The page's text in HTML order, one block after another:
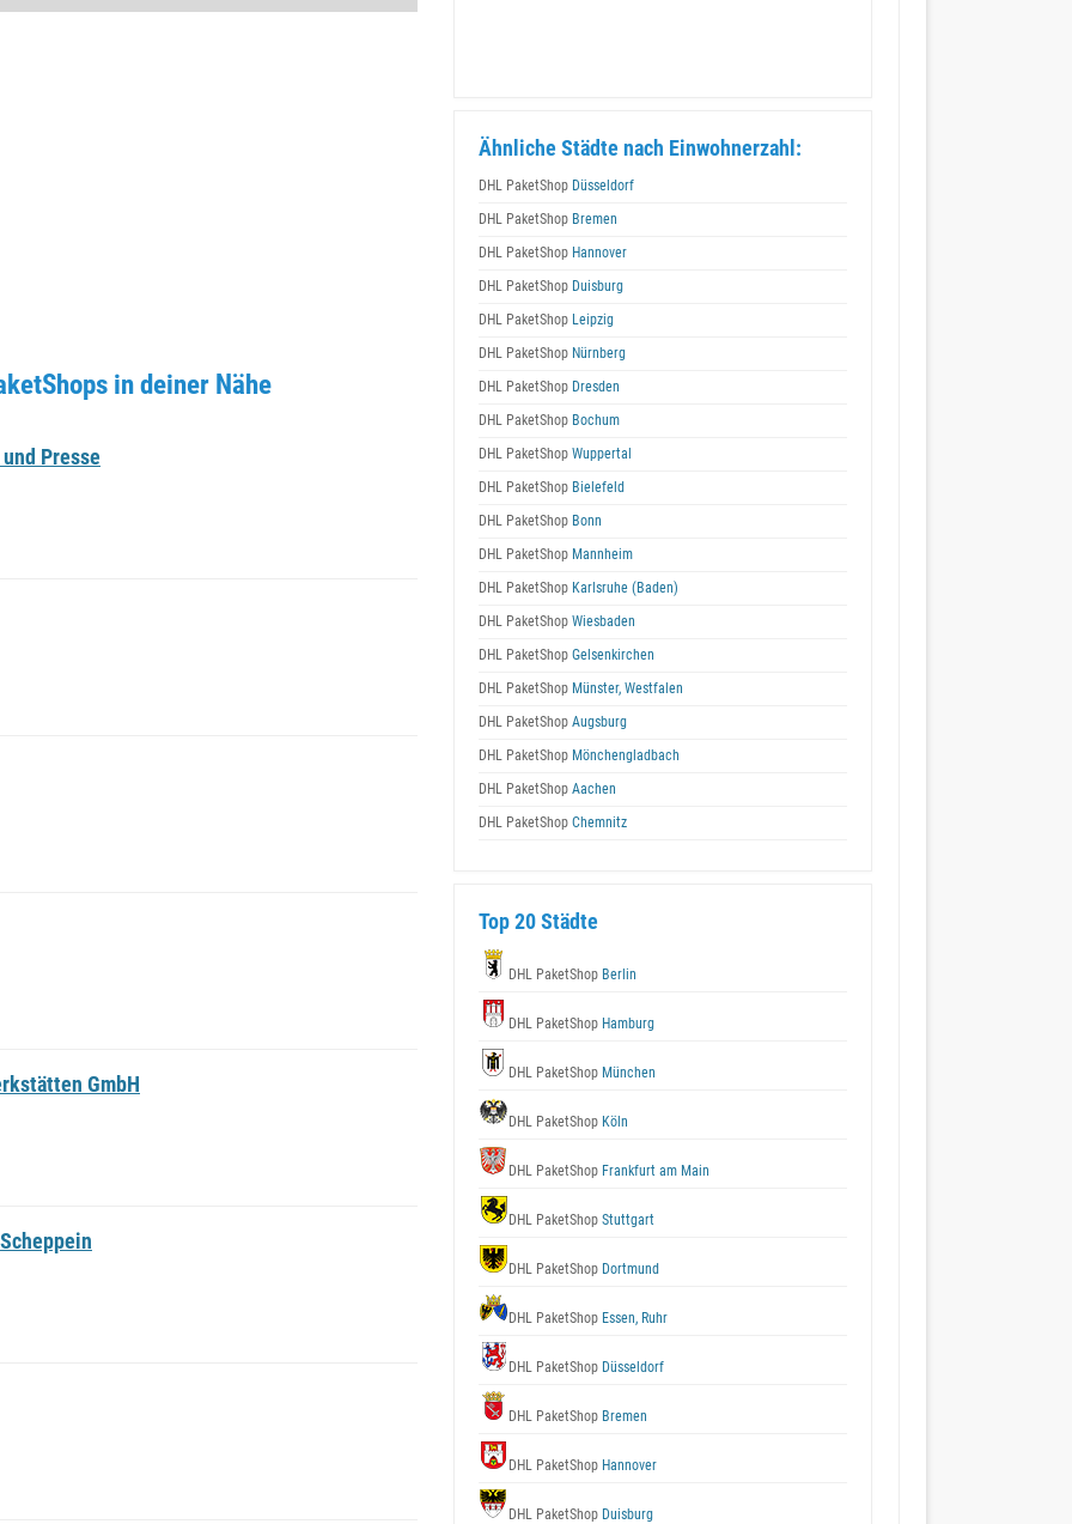
in deiner Nähe
Presse
GmbH
Ähnliche Städte nach Einwohnerzahl:
DHL PaketShop Düsseldorf
DHL PaketShop Bremen
DHL PaketShop Hannover
DHL PaketShop Duisburg
DHL PaketShop Leipzig
DHL PaketShop Nürnberg
DHL PaketShop Dresden
DHL PaketShop Bochum
DHL PaketShop Wuppertal
DHL PaketShop Bielefeld
DHL PaketShop Bonn
DHL PaketShop Mannheim
DHL PaketShop Karlsruhe (Baden)
DHL PaketShop Wiesbaden
DHL PaketShop Gelsenkirchen
DHL PaketShop Münster, Westfalen
DHL PaketShop Augsburg
DHL PaketShop Mönchengladbach
DHL PaketShop Aachen
DHL PaketShop Chemnitz
Top 20 Städte
DHL PaketShop Berlin
DHL PaketShop Hamburg
DHL PaketShop München
DHL PaketShop Köln
DHL PaketShop Frankfurt am Main
DHL PaketShop Stuttgart
DHL PaketShop Dortmund
DHL PaketShop Essen, Ruhr
DHL PaketShop Düsseldorf
DHL PaketShop Bremen
DHL PaketShop Hannover
DHL PaketShop Duisburg